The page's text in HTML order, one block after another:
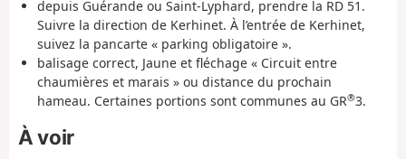
depuis Guérande ou Saint-Lyphard, prendre la RD 51.
Suivre la direction de Kerhinet. À l’entrée de Kerhinet,
suivez la pancarte « parking obligatoire ».
balisage correct, Jaune et fléchage « Circuit entre
chaumières et marais » ou distance du prochain
hameau. Certaines portions sont communes au GR®3.
À voir